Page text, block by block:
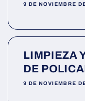
9 DE NOVIEMBRE
LIMPIEZA
DE
9 DE NOVIEMBRE